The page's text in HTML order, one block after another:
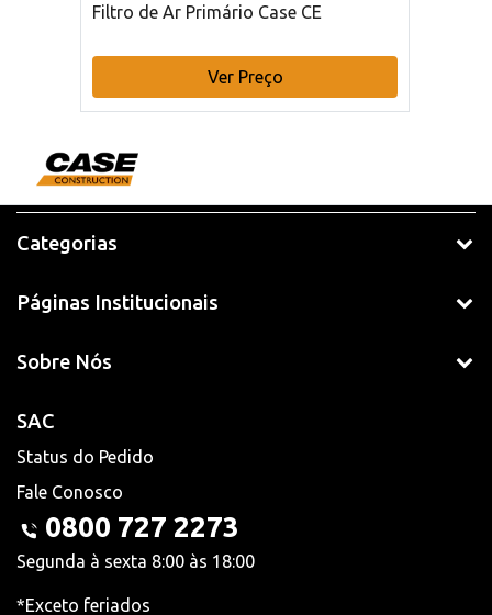
Filtro de Ar Primário Case CE
Ver Preço
Categorias
Páginas Institucionais
Sobre Nós
SAC
Status do Pedido
Fale Conosco
0800 727 2273
Segunda à sexta 8:00 às 18:00
*Exceto feriados